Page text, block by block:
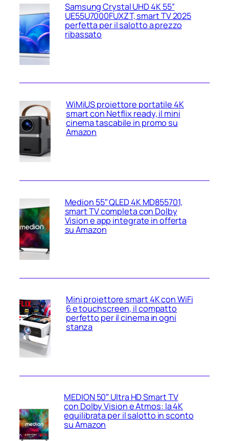
Samsung Crystal UHD 4K 55”
UE55U7000FUXZT, smart TV 2025
perfetta per il salotto a prezzo
ribassato
WiMiUS proiettore portatile 4K
smart con Netflix ready, il mini
cinema tascabile in promo su
Amazon
Medion 55″ QLED 4K MD855701,
smart TV completa con Dolby
Vision e app integrate in offerta
su Amazon
Mini proiettore smart 4K con WiFi
6 e touchscreen, il compatto
perfetto per il cinema in ogni
stanza
MEDION 50″ Ultra HD Smart TV
con Dolby Vision e Atmos: la 4K
equilibrata per il salotto in sconto
su Amazon